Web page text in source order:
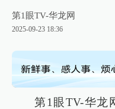
第1眼TV-华龙网
2025-09-23 18:36
第1眼TV-华龙